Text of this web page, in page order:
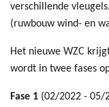
verschillende
(ruwbouw wind- en
Het nieuwe WZC
wordt in twee fases
Fase 1 (02/2022 - 05/